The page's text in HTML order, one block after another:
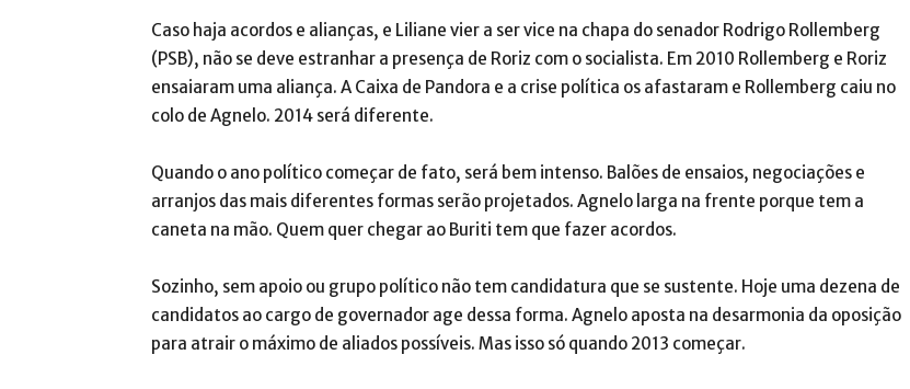
Caso haja acordos e alianças, e Liliane vier a ser vice na chapa do senador Rodrigo Rollemberg
(PSB), não se deve estranhar a presença de Roriz com o socialista. Em 2010 Rollemberg e Roriz
ensaiaram uma aliança. A Caixa de Pandora e a crise política os afastaram e Rollemberg caiu no
colo de Agnelo. 2014 será diferente.
Quando o ano político começar de fato, será bem intenso. Balões de ensaios, negociações e
arranjos das mais diferentes formas serão projetados. Agnelo larga na frente porque tem a
caneta na mão. Quem quer chegar ao Buriti tem que fazer acordos.
Sozinho, sem apoio ou grupo político não tem candidatura que se sustente. Hoje uma dezena de
candidatos ao cargo de governador age dessa forma. Agnelo aposta na desarmonia da oposição
para atrair o máximo de aliados possíveis. Mas isso só quando 2013 começar.